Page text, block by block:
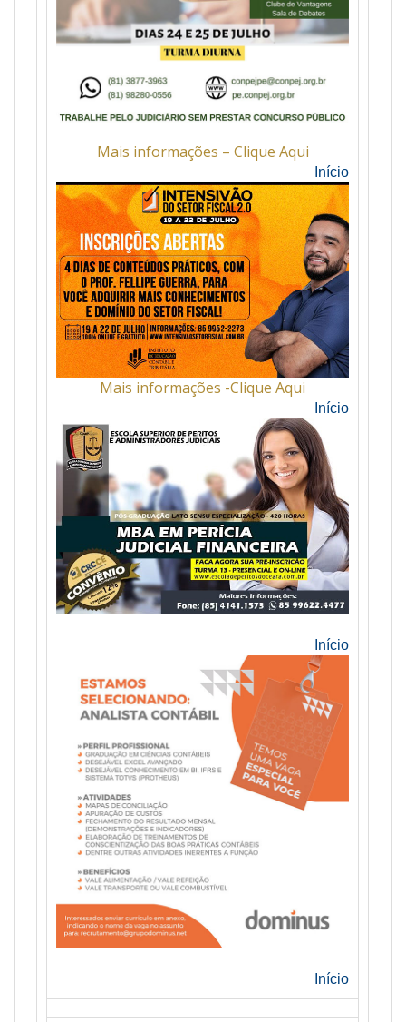
Mais informações – Clique Aqui
Início
Mais informações -Clique Aqui
Início
Início
Início